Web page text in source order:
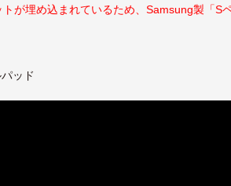
が埋め込まれているため、Samsung製「S
ッド